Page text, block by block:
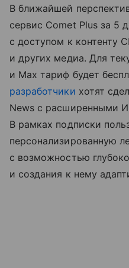
В ближайшей
сервис Comet Plus за 5
с доступом к контенту
и других медиа. Для
и Max тариф будет
разработчики хотят
News с расширенными
В рамках подписки
персонализированную
с возможностью
и создания к нему